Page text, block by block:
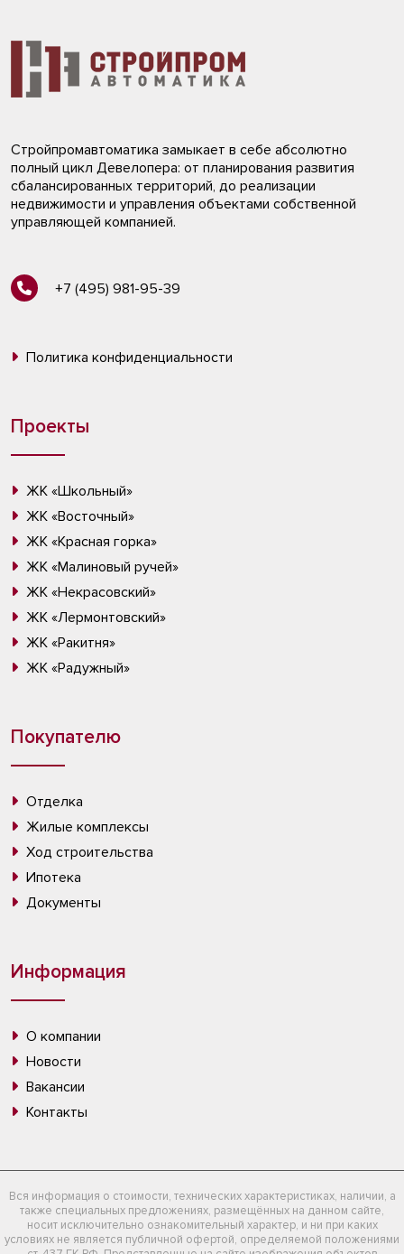
Стройпромавтоматика замыкает в себе абсолютно
полный цикл Девелопера: от планирования развития
сбалансированных территорий, до реализации
недвижимости и управления объектами собственной
управляющей компанией.
+7 (495) 981-95-39
Политика конфиденциальности
Проекты
ЖК «Школьный»
ЖК «Восточный»
ЖК «Красная горка»
ЖК «Малиновый ручей»
ЖК «Некрасовский»
ЖК «Лермонтовский»
ЖК «Ракитня»
ЖК «Радужный»
Покупателю
Отделка
Жилые комплексы
Ход строительства
Ипотека
Документы
Информация
О компании
Новости
Вакансии
Контакты
Вся информация о стоимости, технических характеристиках, наличии, а
также специальных предложениях, размещённых на данном сайте,
носит исключительно ознакомительный характер, и ни при каких
условиях не является публичной офертой, определяемой положениями